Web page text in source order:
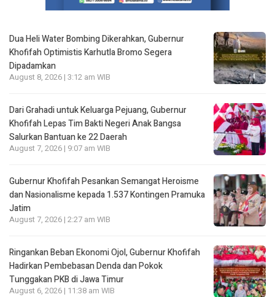
Dua Heli Water Bombing Dikerahkan, Gubernur
Khofifah Optimistis Karhutla Bromo Segera
Dipadamkan
August 8, 2026 | 3:12 am WIB
Dari Grahadi untuk Keluarga Pejuang, Gubernur
Khofifah Lepas Tim Bakti Negeri Anak Bangsa
Salurkan Bantuan ke 22 Daerah
August 7, 2026 | 9:07 am WIB
Gubernur Khofifah Pesankan Semangat Heroisme
dan Nasionalisme kepada 1.537 Kontingen Pramuka
Jatim
August 7, 2026 | 2:27 am WIB
Ringankan Beban Ekonomi Ojol, Gubernur Khofifah
Hadirkan Pembebasan Denda dan Pokok
Tunggakan PKB di Jawa Timur
August 6, 2026 | 11:38 am WIB